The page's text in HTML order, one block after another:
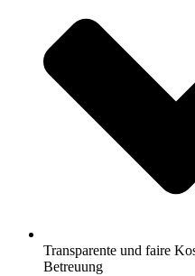
Transparente und faire
Betreuung